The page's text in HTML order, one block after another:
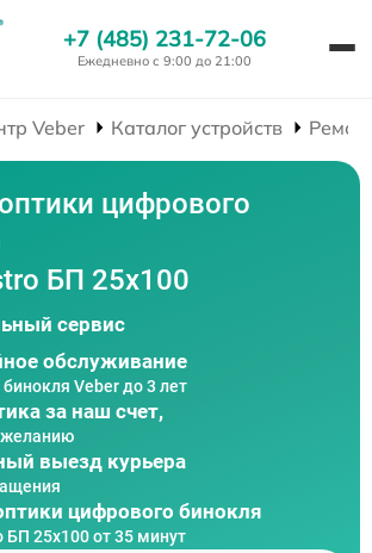
+7 (485) 231-72-06
Ежедневно с 9:00 до 21:00
Veber Каталог устройств
цифрового
БП 25x100
сервис
обслуживание
Veber до 3 лет
за наш счет,
выезд курьера
цифрового бинокля
БП 25x100 от 35 минут